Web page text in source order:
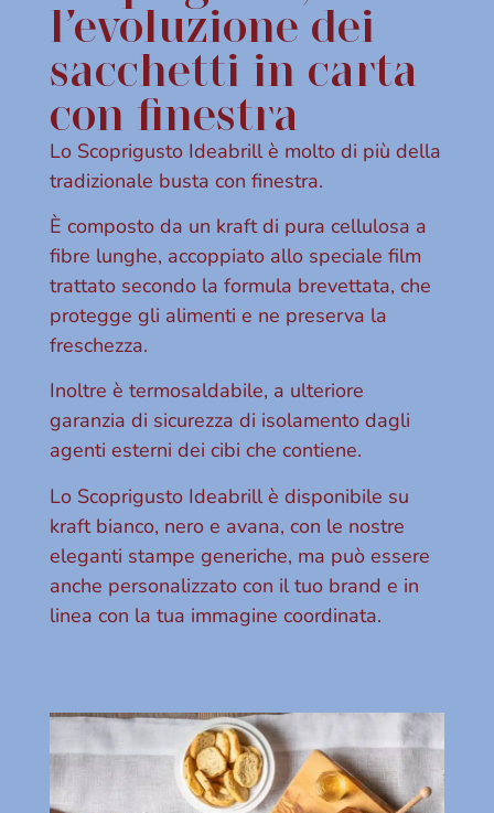
l’evoluzione dei
sacchetti in carta
con finestra
Lo Scoprigusto Ideabrill è molto di più della
tradizionale busta con finestra.
È composto da un kraft di pura cellulosa a
fibre lunghe, accoppiato allo speciale film
trattato secondo la formula brevettata, che
protegge gli alimenti e ne preserva la
freschezza.
Inoltre è termosaldabile, a ulteriore
garanzia di sicurezza di isolamento dagli
agenti esterni dei cibi che contiene.
Lo Scoprigusto Ideabrill è disponibile su
kraft bianco, nero e avana, con le nostre
eleganti stampe generiche, ma può essere
anche personalizzato con il tuo brand e in
linea con la tua immagine coordinata.